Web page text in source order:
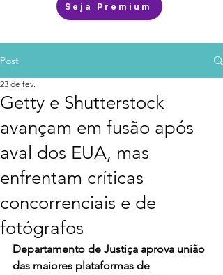
Seja Premium
Post
Getty e Shutterstock
avançam em fusão após
aval dos EUA, mas
enfrentam críticas
concorrenciais e de
fotógrafos
23 de fev.
Departamento de Justiça aprova união
das maiores plataformas de